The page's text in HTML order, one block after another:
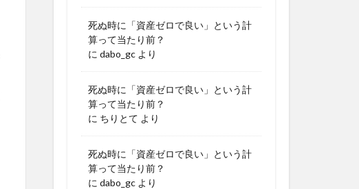
死ぬ時に「資産ゼロで良い」という計
算って当たり前？
に dabo_gc より
死ぬ時に「資産ゼロで良い」という計
算って当たり前？
に ちりとて より
死ぬ時に「資産ゼロで良い」という計
算って当たり前？
に dabo_gc より